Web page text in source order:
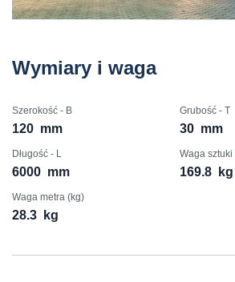
Wymiary i waga
Szerokość - B
120 mm
Grubość - T
30 mm
Długość - L
6000 mm
Waga sztuki
169.8 kg
Waga metra (kg)
28.3 kg